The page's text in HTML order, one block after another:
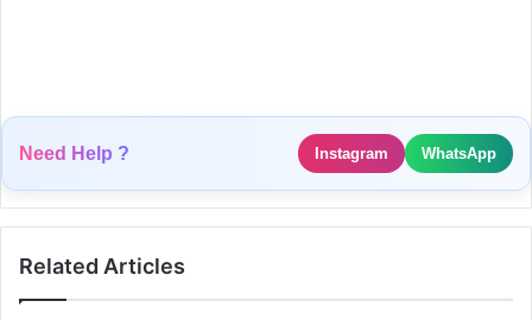
Need Help ? Instagram WhatsApp
Related Articles